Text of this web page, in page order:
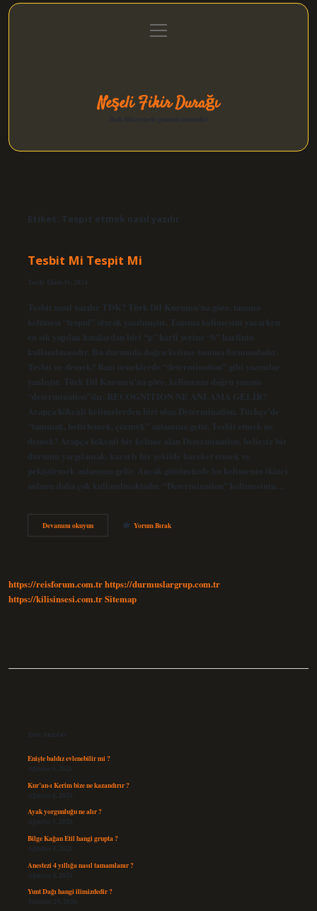
Gizlilik Politikası
menüyü
aç
Neşeli Fikir Durağı
Etiket: Tespit etmek nasıl yazılır
Tesbit Mi Tespit Mi
Tarih: Ekim 16, 2024
Tesbit nasıl yazılır TDK? Türk Dil Kurumu’na göre, tanıma
kelimesi “tespid” olarak yazılmıştır. Tanıma kelimesini yazarken
en sık yapılan hatalardan biri “p” harfi yerine “b” harfinin
kullanılmasıdır. Bu durumda doğru kelime tanıma formundadır.
Tesbit ne demek? Bazı örneklerde “determination” gibi yazımlar
yanlıştır. Türk Dil Kurumu’na göre, kelimenin doğru yazımı
“determination”dır. RECOGNITION NE ANLAMA GELİR?
Arapça kökenli kelimelerden biri olan Determination, Türkçe’de
“tanımak, belirlemek, çözmek” anlamına gelir. Tesbit etmek ne
demek? Arapça kökenli bir kelime olan Determination, belirsiz bir
durumu yargılamak, kararlı bir şekilde hareket etmek ve
pekiştirmek anlamına gelir. Ancak günümüzde bu kelimenin ikinci
anlamı daha çok kullanılmaktadır. “Determination” kelimesinin…
Devamını okuyunTesbit
Mi
Yorum Bırak
https://reisforum.com.trhttps://durmuslargrup.com.tr
https://kilisinsesi.com.trSitemap
Son Yazılar
Enişte baldız evlenebilir mi ?
Ağustos 6, 2026
Kur’an-ı Kerim bize ne kazandırır ?
Ağustos 6, 2026
Ayak yorgunluğu ne alır ?
Ağustos 5, 2026
Bilge Kağan Etil hangi grupta ?
Ağustos 4, 2026
Anestezi 4 yıllığa nasıl tamamlanır ?
Ağustos 4, 2026
Yunt Dağı hangi ilimizdedir ?
Temmuz 29, 2026